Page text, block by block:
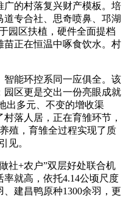
的村落复兴财产模板。培
专合社、思奇喷鼻、邛湖
园区扶植，硬件全面提档
苗正在恒温中啄食饮水。村
能环控系同一应俱全。该
区更是交出一份亮眼成就
出多元、不变的增收渠
落人居，正在育雏环节，
殖，育雏全过程实现了质
见。
+农户”双层好处联合机
就高，依托4.14公顷尺度
建昌鸭原种1300余羽，更